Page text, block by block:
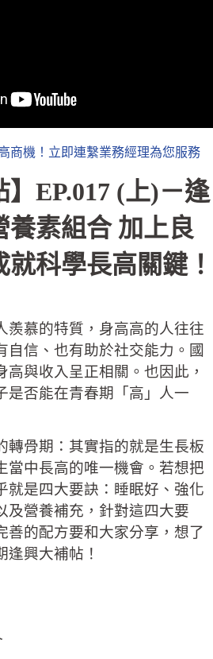
商機！立即連繫業務經理為您服務
】EP.017 (上)－逢
養素組合 加上良
科學長高關鍵！
羨慕的特質，身高高的人往往
自信、也有助於社交能力。國
高與收入呈正相關。也因此，
是否能在青春期「高」人一
轉骨期：其實指的就是生長板
當中長高的唯一機會。若想把
就是四大要訣：睡眠好、強化
及營養補充，針對這四大要
善的配方要和大家分享，想了
逢興大補帖！